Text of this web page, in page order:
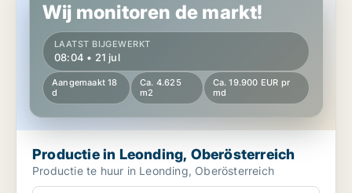
Wij monitoren de markt!
LAATST BIJGEWERKT
08:04 • 21 jul
Aangemaakt 18
d
Ca. 4.625
m2
Ca. 19.900 EUR pr
md
Productie in Leonding, Oberösterreich
Productie te huur in Leonding, Oberösterreich